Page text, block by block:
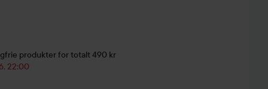
produkter for totalt 490 kr
22:00